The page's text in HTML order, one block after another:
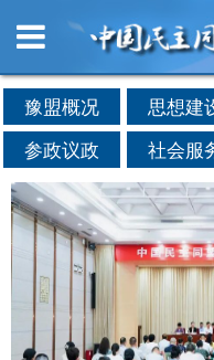
豫盟概况 思想建
参政议政
社会服